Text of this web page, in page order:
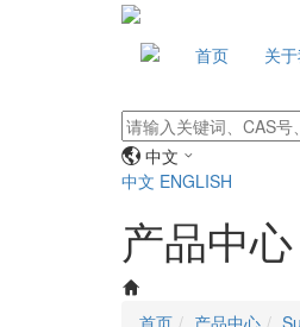
首页 关
中文
中文 ENGLISH
产品中心